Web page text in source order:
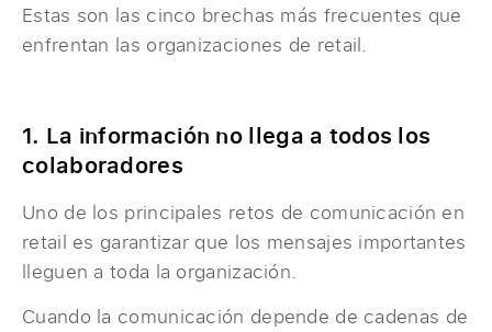
Estas son las cinco brechas más frecuentes que
enfrentan las organizaciones de retail.
1. La información no llega a todos los
colaboradores
Uno de los principales retos de comunicación en
retail es garantizar que los mensajes importantes
lleguen a toda la organización.
Cuando la comunicación depende de cadenas de